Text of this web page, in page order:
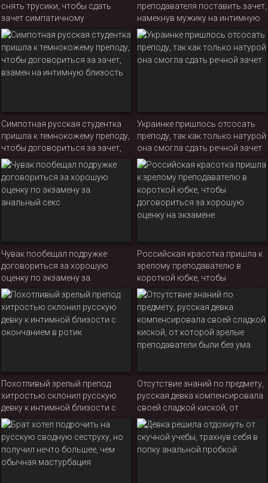
снять трусики, чтобы сдать
зачет симпатичному
преподавателю
преподавателя поставить зачет,
намекнув мужику на интимную
близость
Симпотная русская студентка
пришла к темнокожему преподу,
чтобы договориться за зачет,
взамен на интимную близость
Украинке пришлось отсосать
преподу, так как только натурой
она смогла сдать речной зачет
Чувак пообещал подружке
договориться за хорошую
оценку по экзамену за
анальный секс
Российская красотка пришла к
зрелому преподавателю в
короткой юбке, чтобы
договориться за хорошую
оценку на экзамене
Похотливый зрелый препод
хитростью склонил русскую
девку к интимной близости с
окончанием в ротик
Отсутствие знаний по предмету,
русская девка компенсировала
своей сладкой киской, от
которой зрелые преподаватели
были без ума